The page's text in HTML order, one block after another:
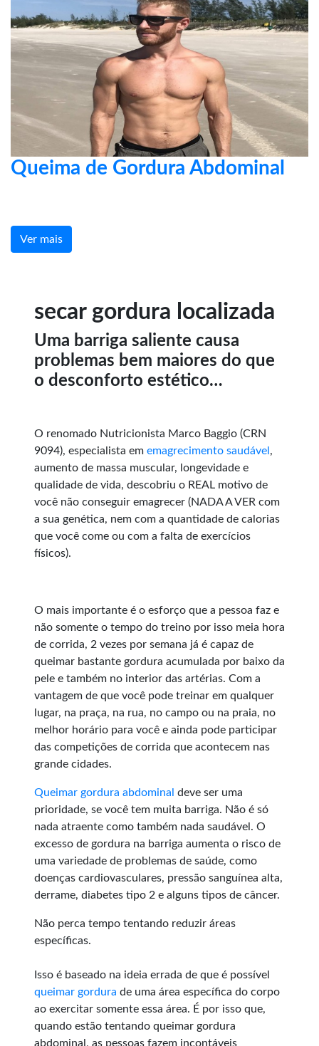
Queima de Gordura Abdominal
Ver mais
secar gordura localizada
Uma barriga saliente causa
problemas bem maiores do que
o desconforto estético…
O renomado Nutricionista Marco Baggio (CRN
9094), especialista em emagrecimento saudável ,
aumento de massa muscular, longevidade e
qualidade de vida, descobriu o REAL motivo de
você não conseguir emagrecer (NADA A VER com
a sua genética, nem com a quantidade de calorias
que você come ou com a falta de exercícios
físicos).
O mais importante é o esforço que a pessoa faz e
não somente o tempo do treino por isso meia hora
de corrida, 2 vezes por semana já é capaz de
queimar bastante gordura acumulada por baixo da
pele e também no interior das artérias. Com a
vantagem de que você pode treinar em qualquer
lugar, na praça, na rua, no campo ou na praia, no
melhor horário para você e ainda pode participar
das competições de corrida que acontecem nas
grande cidades.
Queimar gordura abdominal deve ser uma
prioridade, se você tem muita barriga. Não é só
nada atraente como também nada saudável. O
excesso de gordura na barriga aumenta o risco de
uma variedade de problemas de saúde, como
doenças cardiovasculares, pressão sanguínea alta,
derrame, diabetes tipo 2 e alguns tipos de câncer.
Não perca tempo tentando reduzir áreas
específicas.
Isso é baseado na ideia errada de que é possível
queimar gordura de uma área específica do corpo
ao exercitar somente essa área. É por isso que,
quando estão tentando queimar gordura
abdominal, as pessoas fazem incontáveis